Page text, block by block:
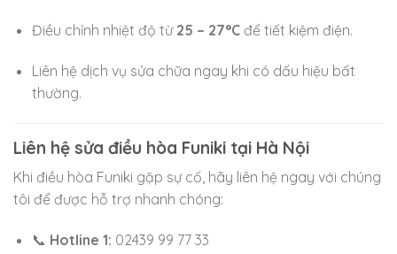
Điều chỉnh nhiệt độ từ 25 – 27°Cđể tiết kiệm điện.
Liên hệ dịch vụ sửa chữa ngay khi có dấu hiệu bất
thường.
Liên hệ sửa điều hòa Funiki tại Hà Nội
Khi điều hòa Funiki gặp sự cố, hãy liên hệ ngay với chúng
tôi để được hỗ trợ nhanh chóng:
📞 Hotline 1: 02439 99 77 33